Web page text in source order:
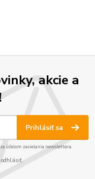
akcie a
Prihlásiť sa
za účelom zasielania newslettera.
odhlásiť.